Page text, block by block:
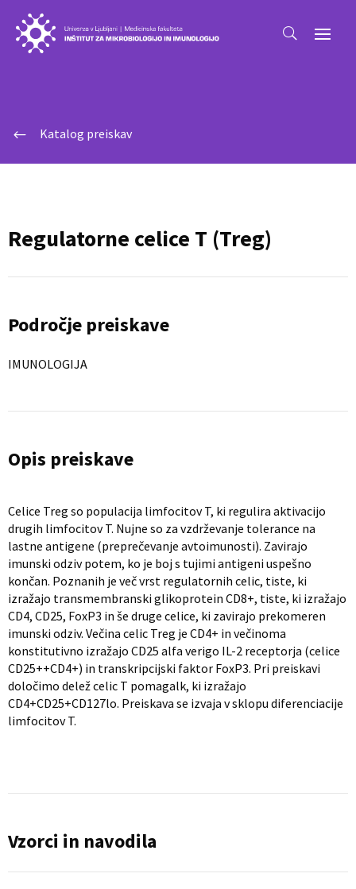
# Katalog preiskav
Regulatorne celice T (Treg)
Področje preiskave
IMUNOLOGIJA
Opis preiskave
Celice Treg so populacija limfocitov T, ki regulira aktivacijo
drugih limfocitov T. Nujne so za vzdrževanje tolerance na
lastne antigene (preprečevanje avtoimunosti). Zavirajo
imunski odziv potem, ko je boj s tujimi antigeni uspešno
končan. Poznanih je več vrst regulatornih celic, tiste, ki
izražajo transmembranski glikoprotein CD8+, tiste, ki izražajo
CD4, CD25, FoxP3 in še druge celice, ki zavirajo prekomeren
imunski odziv. Večina celic Treg je CD4+ in večinoma
konstitutivno izražajo CD25 alfa verigo IL-2 receptorja (celice
CD25++CD4+) in transkripcijski faktor FoxP3. Pri preiskavi
določimo delež celic T pomagalk, ki izražajo
CD4+CD25+CD127lo. Preiskava se izvaja v sklopu diferenciacije
limfocitov T.
Vzorci in navodila